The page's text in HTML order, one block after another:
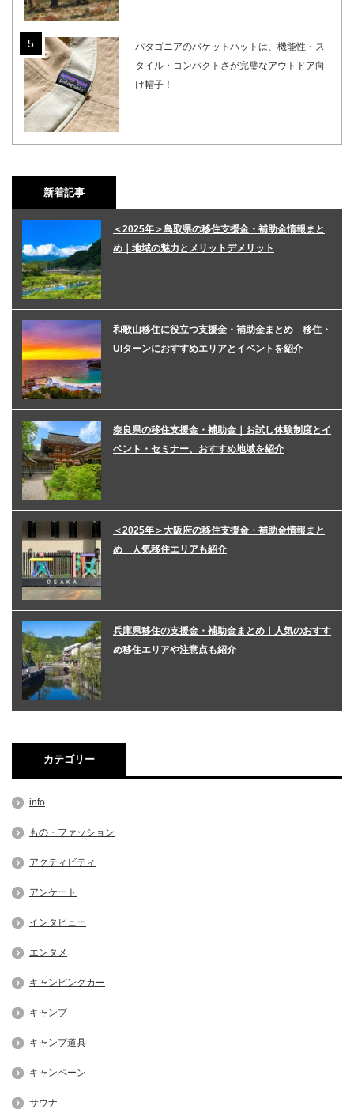
パタゴニアのバケットハットは、機能性・ス
タイル・コンパクトさが完璧なアウトドア向
け帽子！
新着記事
＜2025年＞鳥取県の移住支援金・補助金情報まと
め｜地域の魅力とメリットデメリット
和歌山移住に役立つ支援金・補助金まとめ 移住・
UIターンにおすすめエリアとイベントを紹介
奈良県の移住支援金・補助金｜お試し体験制度とイ
ベント・セミナー、おすすめ地域を紹介
＜2025年＞大阪府の移住支援金・補助金情報まと
め 人気移住エリアも紹介
兵庫県移住の支援金・補助金まとめ｜人気のおすす
め移住エリアや注意点も紹介
カテゴリー
info
もの・ファッション
アクティビティ
アンケート
インタビュー
エンタメ
キャンピングカー
キャンプ
キャンプ道具
キャンペーン
サウナ